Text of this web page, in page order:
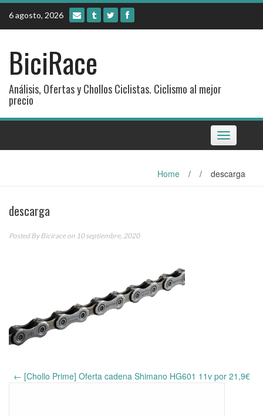
Skip
content
6 agosto, 2026
BiciRace
Análisis, Ofertas y Chollos Ciclistas. Ciclismo al mejor
precio
Toggle
navigation
Home / / descarga
descarga
Posted ByBiciraceon 10 septiembre, 2020
Post
← [Chollo Prime] Oferta cadena Shimano HG601 11v por 21,9€